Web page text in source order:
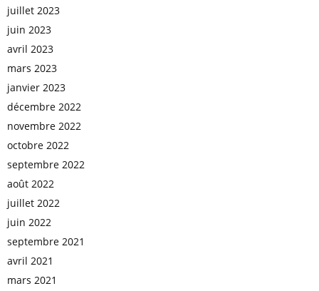
juillet 2023
juin 2023
avril 2023
mars 2023
janvier 2023
décembre 2022
novembre 2022
octobre 2022
septembre 2022
août 2022
juillet 2022
juin 2022
septembre 2021
avril 2021
mars 2021